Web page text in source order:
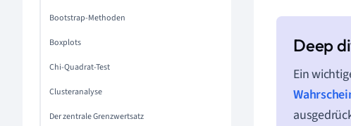
Bootstrap-Methoden
Boxplots
Chi-Quadrat-Test
Clusteranalyse
Der zentrale Grenzwertsatz
Ein